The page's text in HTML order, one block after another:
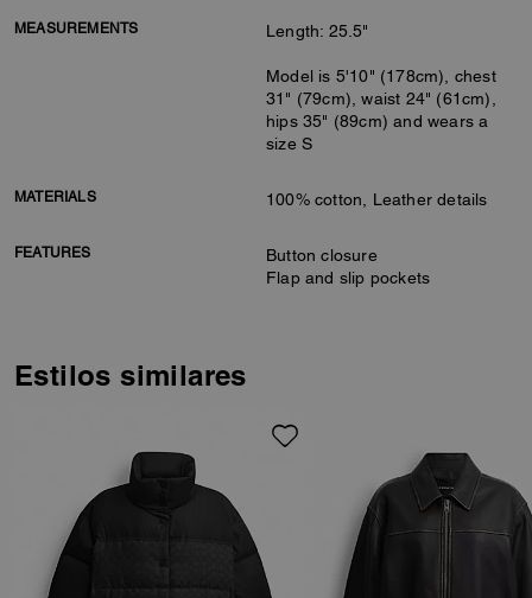
MEASUREMENTS Length: 25.5"
Model is 5'10" (178cm), chest
31" (79cm), waist 24" (61cm),
hips 35" (89cm) and wears a
size S
MATERIALS 100% cotton, Leather details
FEATURES
Button closure
Flap and slip pockets
Estilos similares